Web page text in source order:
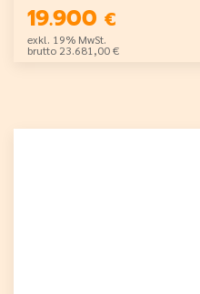
19.900 €
exkl. 19% MwSt.
brutto 23.681,00 €